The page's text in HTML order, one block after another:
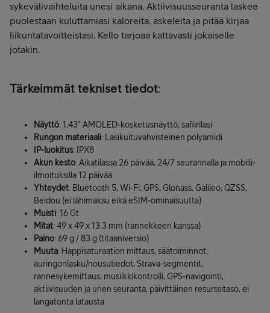
sykevälivaihteluita unesi aikana. Aktiivisuusseuranta laskee
puolestaan kuluttamiasi kaloreita, askeleita ja pitää kirjaa
liikuntatavoitteistasi. Kello tarjoaa kattavasti jokaiselle
jotakin.
Tärkeimmät tekniset tiedot:
Näyttö: 1,43” AMOLED-kosketusnäyttö, safiirilasi
Rungon materiaali: Lasikuituvahvisteinen polyamidi
IP-luokitus: IPX8
Akun kesto: Aikatilassa 26 päivää, 24/7 seurannalla ja mobiili-
ilmoituksilla 12 päivää
Yhteydet: Bluetooth 5, Wi-Fi, GPS, Glonass, Galileo, QZSS,
Beidou (ei lähimaksu eikä eSIM-ominaisuutta)
Muisti: 16 Gt
Mitat: 49 x 49 x 13,3 mm (rannekkeen kanssa)
Paino: 69 g / 83 g (titaaniversio)
Muuta: Happisaturaation mittaus, säätoiminnot,
auringonlasku/nousutiedot, Strava-segmentit,
rannesykemittaus, musiikkikontrolli, GPS-navigointi,
aktiivisuuden ja unen seuranta, päivittäinen resurssitaso, ei
langatonta latausta